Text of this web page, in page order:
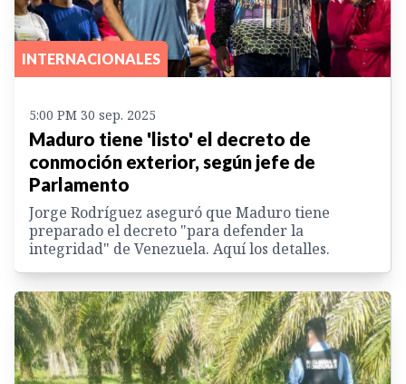
INTERNACIONALES
5:00 PM 30 sep. 2025
Maduro tiene 'listo' el decreto de
conmoción exterior, según jefe de
Parlamento
Jorge Rodríguez aseguró que Maduro tiene
preparado el decreto "para defender la
integridad" de Venezuela. Aquí los detalles.